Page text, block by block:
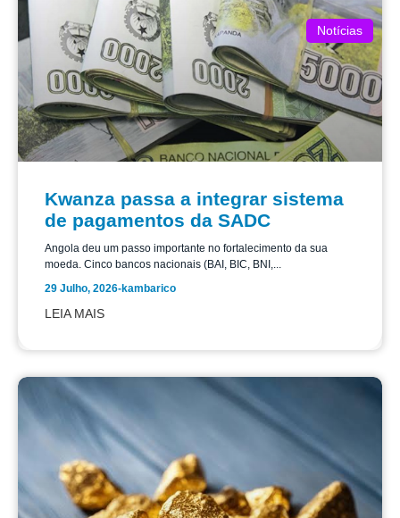
Notícias
Kwanza passa a integrar sistema
de pagamentos da SADC
Angola deu um passo importante no fortalecimento da sua
moeda. Cinco bancos nacionais (BAI, BIC, BNI,...
29 Julho, 2026 kambarico
LEIA MAIS